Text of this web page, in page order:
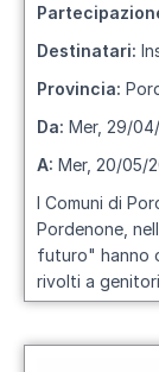
Destinatari:
Provincia:
Da: Mer, 29/
A: Mer, 20/05/
I Comuni di
Pordenone,
futuro" hanno
rivolti a